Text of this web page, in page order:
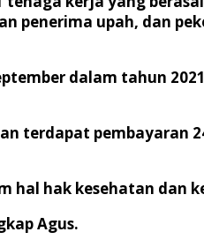
penerima upah, dan
dalam tahun
terdapat pembayaran
hal hak kesehatan dan
Agus.